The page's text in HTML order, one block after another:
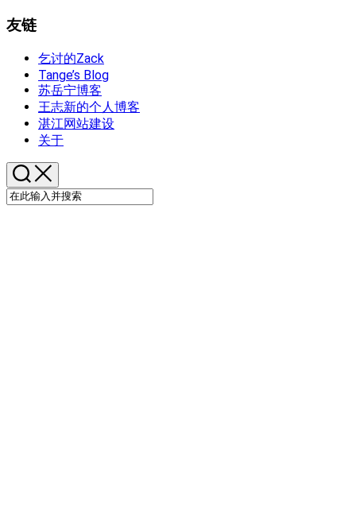
友链
乞讨的Zack
Tange’s Blog
苏岳宁博客
王志新的个人博客
湛江网站建设
关于